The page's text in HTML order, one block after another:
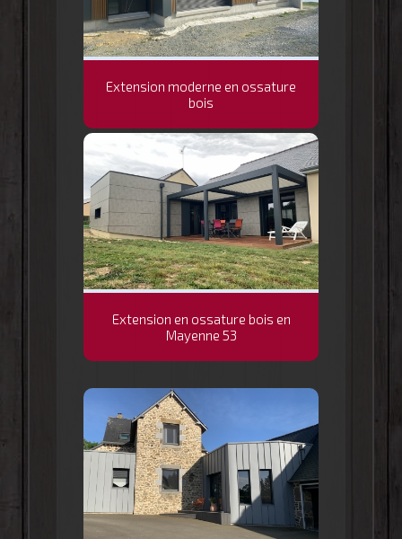
Extension moderne en ossature
bois
Extension en ossature bois en
Mayenne 53